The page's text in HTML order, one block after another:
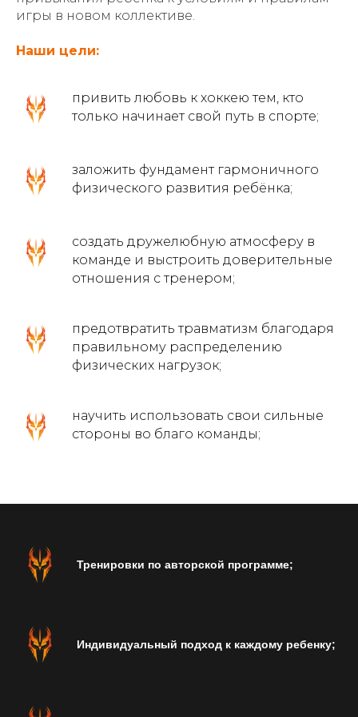
игры в новом коллективе.
Наши цели:
привить любовь к хоккею тем, кто
только начинает свой путь в спорте;
заложить фундамент гармоничного
физического развития ребёнка;
создать дружелюбную атмосферу в
команде и выстроить доверительные
отношения с тренером;
предотвратить травматизм благодаря
правильному распределению
физических нагрузок;
научить использовать свои сильные
стороны во благо команды;
Тренировки по авторской программе;
Индивидуальный подход к каждому ребенку;